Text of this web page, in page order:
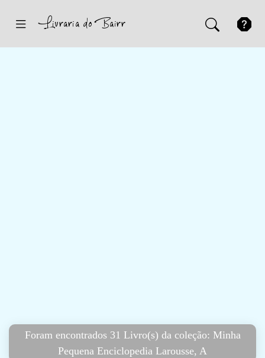
Foram encontrados 31 Livro(s) da coleção: Minha
Pequena Enciclopedia Larousse, A